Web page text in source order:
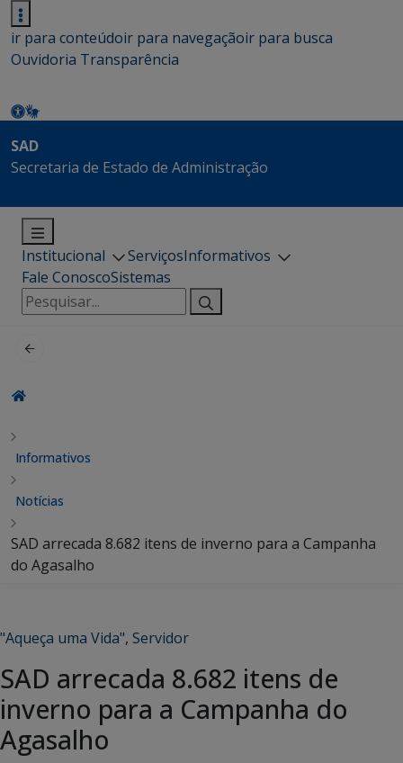
ir para conteúdoir para navegaçãoir para busca
Ouvidoria Transparência
SAD
Secretaria de Estado de Administração
Institucional ServiçosInformativos
Fale ConoscoSistemas
Pesquisar
por:
Informativos
Notícias
SAD arrecada 8.682 itens de inverno para a Campanha
do Agasalho
"Aqueça uma Vida", Servidor
SAD arrecada 8.682 itens de
inverno para a Campanha do
Agasalho